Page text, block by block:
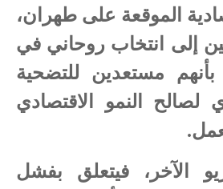
الموقعة على طهران،
إلى انتخاب روحاني في
مستعدين للتضحية
لصالح النمو الاقتصادي
الآخر، فيتعلق بفشل